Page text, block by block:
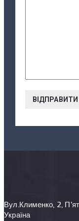
Вул.Клименко, 2,
Україна